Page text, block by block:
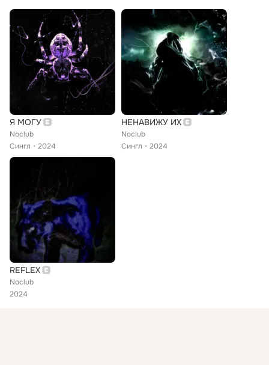
Я МОГУ
Noclub
Сингл
2024
НЕНАВИЖУ ИХ
Noclub
Сингл
2024
REFLEX
Noclub
2024